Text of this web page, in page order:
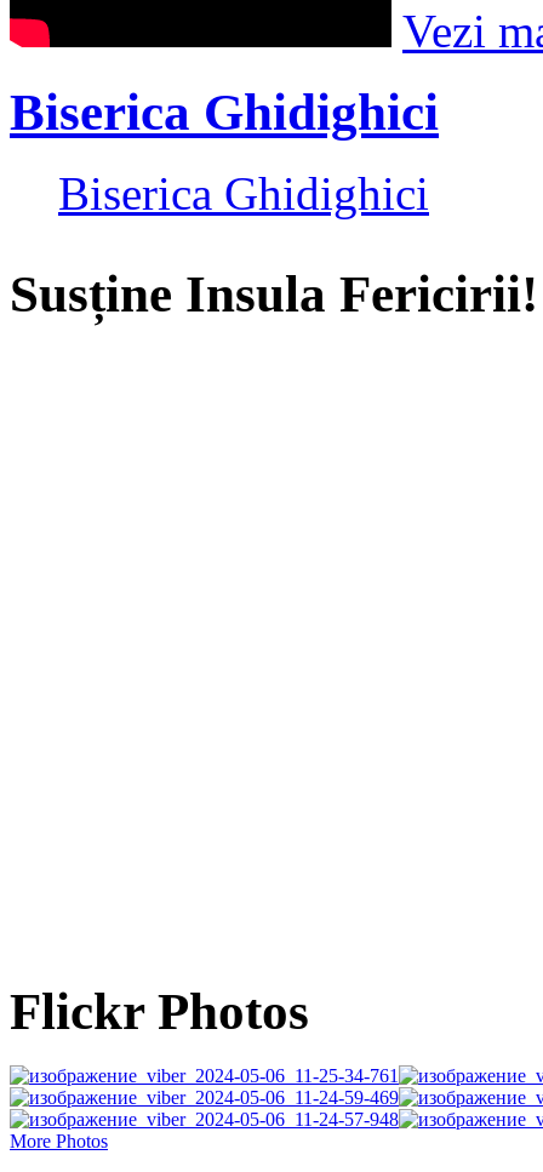
Vezi
Biserica Ghidighici
Biserica Ghidighici
Susține Insula Fericirii!
Flickr Photos
More Photos